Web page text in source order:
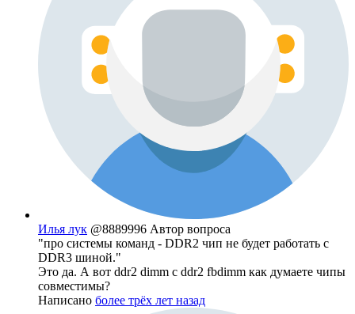
Илья лук @8889996 Автор вопроса
"про системы команд - DDR2 чип не будет работать с
DDR3 шиной."
Это да. А вот ddr2 dimm c ddr2 fbdimm как думаете чипы
совместимы?
Написано более трёх лет назад